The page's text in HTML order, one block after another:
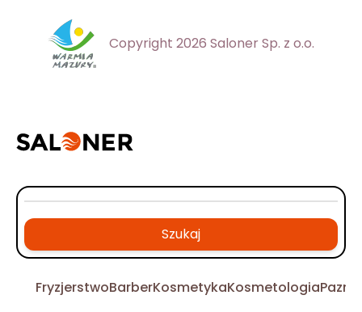
Copyright 2026 Saloner Sp. z o.o.
Szukaj
FryzjerstwoBarberKosmetykaKosmetologia